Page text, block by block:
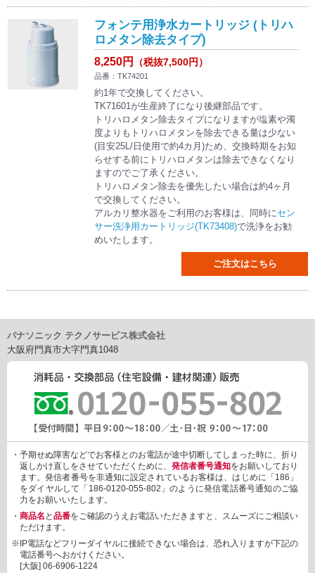
フォンテ用浄水カートリッジ (トリハ
ロメタン除去タイプ)
8,250円 （税抜7,500円）
品番：TK74201
約1年で交換してください。
TK71601が生産終了になり後継部品です。
トリハロメタン除去タイプになりますが塩素や濁
度よりもトリハロメタンを除去できる量は少ない
(目安25L/日使用で約4カ月)ため、交換時期をお知
らせする前にトリハロメタンは除去できなくなり
ますのでご了承ください。
トリハロメタン除去を優先したい場合は約4ヶ月
で交換してください。
アルカリ整水器をご利用のお客様は、同時にセン
サー洗浄用カートリッジ(TK73408)で洗浄をお勧
めいたします。
ご注文はこちら
パナソニック テクノサービス株式会社
大阪府門真市大字門真1048
・予期せぬ障害などでお客様とのお電話が途中切断してしまった時に、折り
返しかけ直しをさせていただくために、 発信者番号通知をお願いしており
ます。発信者番号を非通知に設定されているお客様は、はじめに「186」
をダイヤルして「186-0120-055-802」のように発信電話番号通知のご協
力をお願いいたします。
・ 商品名 と 品番をご確認のうえお電話いただきますと、スムーズにご相談い
ただけます。
※IP電話などフリーダイヤルに接続できない場合は、恐れ入りますが下記の
電話番号へおかけください。
[大阪] 06-6906-1224